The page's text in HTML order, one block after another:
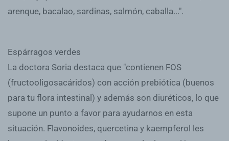
arenque, bacalao, sardinas, salmón, caballa...".
Espárragos verdes
La doctora Soria destaca que "contienen FOS
(fructooligosacáridos) con acción prebiótica (buenos
para tu flora intestinal) y además son diuréticos, lo que
supone un punto a favor para ayudarnos en esta
situación. Flavonoides, quercetina y kaempferol les